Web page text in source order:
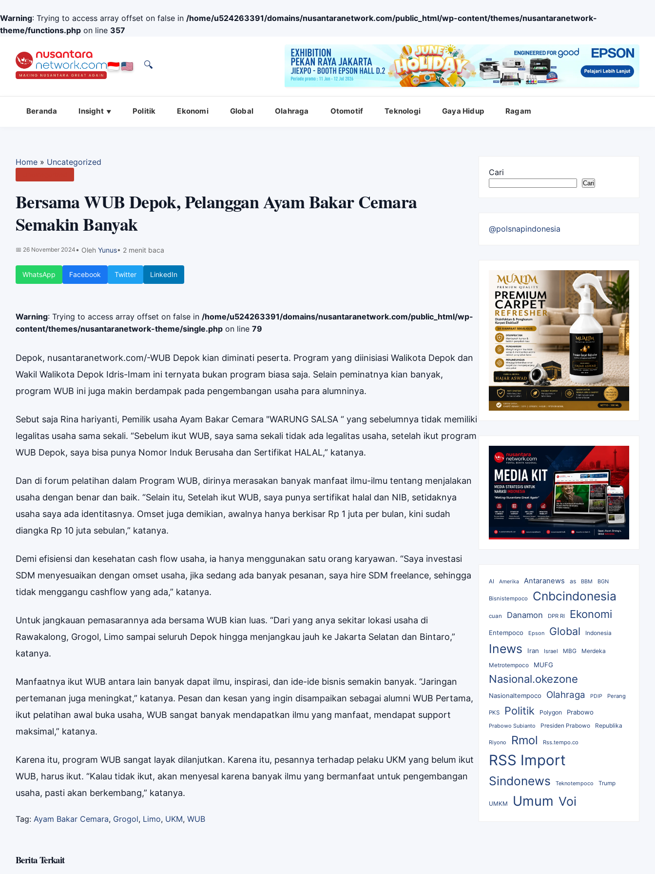
Warning: Trying to access array offset on false in /home/u524263391/domains/nusantaranetwork.com/public_html/wp-content/themes/nusantaranetwork-
theme/functions.php on line 357
🔍
Beranda Insight Politik Ekonomi Global Olahraga Otomotif Teknologi Gaya Hidup Ragam
Home » Uncategorized
Bersama WUB Depok, Pelanggan Ayam Bakar Cemara
Semakin Banyak
📅 26 November 2024• Oleh Yunus• 2 menit baca
WhatsApp Facebook Twitter LinkedIn
Warning: Trying to access array offset on false in /home/u524263391/domains/nusantaranetwork.com/public_html/wp-
content/themes/nusantaranetwork-theme/single.php on line 79
Depok, nusantaranetwork.com/-WUB Depok kian diminati peserta. Program yang diinisiasi Walikota Depok dan
Wakil Walikota Depok Idris-Imam ini ternyata bukan program biasa saja. Selain peminatnya kian banyak,
program WUB ini juga makin berdampak pada pengembangan usaha para alumninya.
Sebut saja Rina hariyanti, Pemilik usaha Ayam Bakar Cemara "WARUNG SALSA “ yang sebelumnya tidak memiliki
legalitas usaha sama sekali. “Sebelum ikut WUB, saya sama sekali tidak ada legalitas usaha, setelah ikut program
WUB Depok, saya bisa punya Nomor Induk Berusaha dan Sertifikat HALAL,” katanya.
Dan di forum pelatihan dalam Program WUB, dirinya merasakan banyak manfaat ilmu-ilmu tentang menjalakan
usaha dengan benar dan baik. “Selain itu, Setelah ikut WUB, saya punya sertifikat halal dan NIB, setidaknya
usaha saya ada identitasnya. Omset juga demikian, awalnya hanya berkisar Rp 1 juta per bulan, kini sudah
diangka Rp 10 juta sebulan,” katanya.
Demi efisiensi dan kesehatan cash flow usaha, ia hanya menggunakan satu orang karyawan. “Saya investasi
SDM menyesuaikan dengan omset usaha, jika sedang ada banyak pesanan, saya hire SDM freelance, sehingga
tidak menggangu cashflow yang ada,” katanya.
Untuk jangkauan pemasarannya ada bersama WUB kian luas. “Dari yang anya sekitar lokasi usaha di
Rawakalong, Grogol, Limo sampai seluruh Depok hingga menjangkau jauh ke Jakarta Selatan dan Bintaro,”
katanya.
Manfaatnya ikut WUB antara lain banyak dapat ilmu, inspirasi, dan ide-ide bisnis semakin banyak. “Jaringan
pertemanan juga meningkat,” katanya. Pesan dan kesan yang ingin disampaikan sebagai alumni WUB Pertama,
ikut pelatihan awal buka usaha, WUB sangat banyak mendapatkan ilmu yang manfaat, mendapat support
maksimal,” katanya.
Karena itu, program WUB sangat layak dilanjutkan. Karena itu, pesannya terhadap pelaku UKM yang belum ikut
WUB, harus ikut. “Kalau tidak ikut, akan menyesal karena banyak ilmu yang bermanfaat untuk pengembangan
usaha, pasti akan berkembang,” katanya.
Tag: Ayam Bakar Cemara, Grogol, Limo, UKM, WUB
Berita Terkait
Cari
Cari
@polsnapindonesia
AI Amerika Antaranews as BBM BGN
Bisnistempoco Cnbcindonesia
cuan Danamon DPR RI Ekonomi
Entempoco Epson Global Indonesia
Inews Iran Israel MBG Merdeka
Metrotempoco MUFG
Nasional.okezone
Nasionaltempoco Olahraga PDIP Perang
PKS Politik Polygon Prabowo
Prabowo Subianto Presiden Prabowo Republika
Riyono Rmol Rss.tempo.co
RSS Import
Sindonews Teknotempoco Trump
UMKM Umum Voi